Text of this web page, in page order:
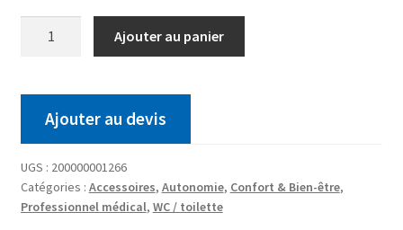
Ajouter au panier
Ajouter au devis
UGS : 200000001266
Catégories : Accessoires, Autonomie, Confort & Bien-être,
Professionnel médical, WC / toilette